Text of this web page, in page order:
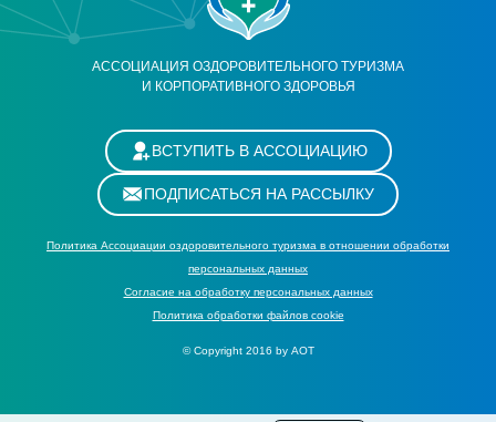
АССОЦИАЦИЯ ОЗДОРОВИТЕЛЬНОГО ТУРИЗМА
И КОРПОРАТИВНОГО ЗДОРОВЬЯ
ВСТУПИТЬ В АССОЦИАЦИЮ
ПОДПИСАТЬСЯ НА РАССЫЛКУ
Политика Ассоциации оздоровительного туризма в отношении обработки
персональных данных
Cогласие на обработку персональных данных
Политика обработки файлов cookie
© Copyright 2016 by АОТ